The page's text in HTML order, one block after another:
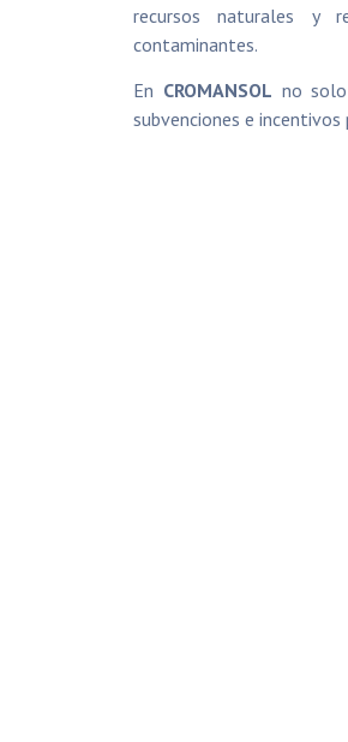
recursos naturales y
contaminantes.
En CROMANSOL no
subvenciones e incentivos